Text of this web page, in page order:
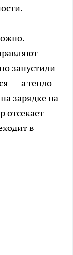
запустили
— а тепло
зарядке на
отсекает
в